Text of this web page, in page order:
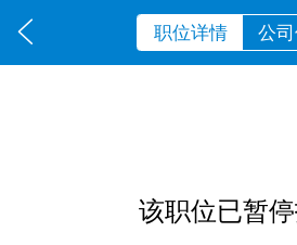
职位详情 公
该职位已暂